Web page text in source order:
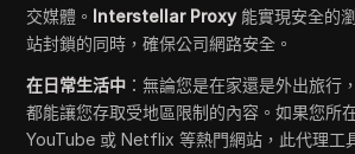
交媒體。 Interstellar Proxy能實現安全的
站封鎖的同時，確保公司網路安全。
在日常生活中 ：無論您是在家還是外出旅行，
都能讓您存取受地區限制的內容。如果您所
YouTube 或 Netflix 等熱門網站，此代理工